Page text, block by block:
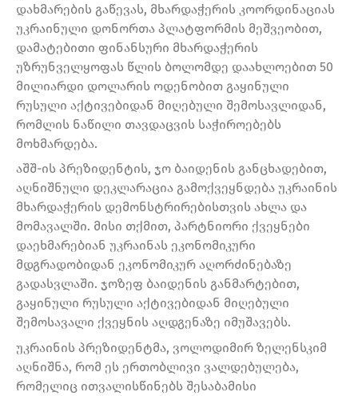
დახმარების გაწევას, მხარდაჭერის კოორდინაციას
უკრაინული დონორთა პლატფორმის მეშვეობით,
დამატებითი ფინანსური მხარდაჭერის
უზრუნველყოფას წლის ბოლომდე დაახლოებით 50
მილიარდი დოლარის ოდენობით გაყინული
რუსული აქტივებიდან მიღებული შემოსავლიდან,
რომლის ნაწილი თავდაცვის საჭიროებებს
მოხმარდება.
აშშ-ის პრეზიდენტის, ჯო ბაიდენის განცხადებით,
აღნიშნული დეკლარაცია გამოქვეყნდება უკრაინის
მხარდაჭერის დემონსტრირებისთვის ახლა და
მომავალში. მისი თქმით, პარტნიორი ქვეყნები
დაეხმარებიან უკრაინას ეკონომიკური
მდგრადობიდან ეკონომიკურ აღორძინებაზე
გადასვლაში. ჯოზეფ ბაიდენის განმარტებით,
გაყინული რუსული აქტივებიდან მიღებული
შემოსავალი ქვეყნის აღდგენაზე იმუშავებს.
უკრაინის პრეზიდენტმა, ვოლოდიმირ ზელენსკიმ
აღნიშნა, რომ ეს ერთობლივი ვალდებულება,
რომელიც ითვალისწინებს შესაბამისი